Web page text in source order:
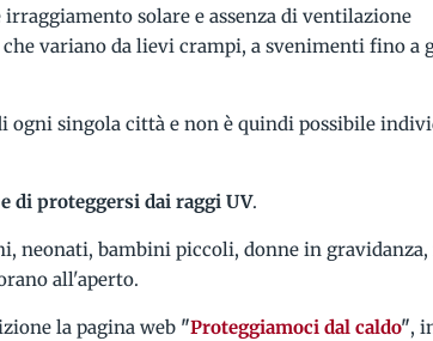
solare e assenza di ventilazione
variano da lievi crampi, a svenimenti fino a
singola città e non è quindi possibile
di proteggersi dai raggi UV.
neonati, bambini piccoli, donne in
all'aperto.
la pagina web "Proteggiamoci dal caldo",